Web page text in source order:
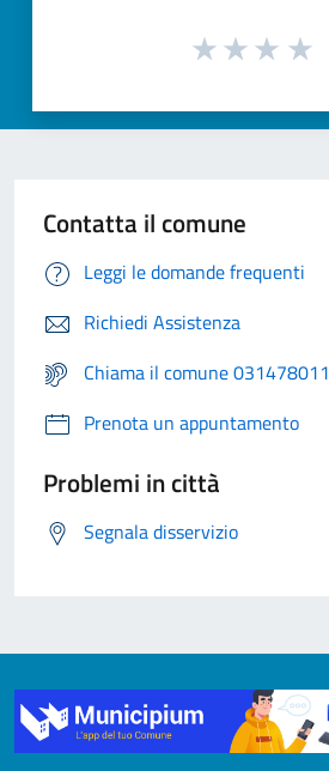
Contatta il comune
Leggi le domande frequenti
Richiedi Assistenza
Chiama il comune 031478011
Prenota un appuntamento
Problemi in città
Segnala disservizio